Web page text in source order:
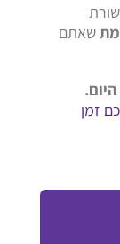
שאתם
זמן